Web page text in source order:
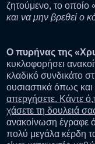
ζητούμενο, το οποίο
και να μην βρεθεί ο
Ο πυρήνας της
κυκλοφορήσει
κλαδικό συνδικάτο
ουσιαστικά όπως
απεργήσετε. Κάντε
χάσετε τη δουλειά
ανακοίνωση έγραφε
πολύ μεγάλα κέρδη